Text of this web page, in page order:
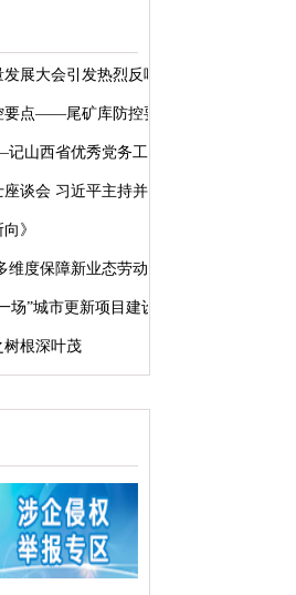
展大会引发热烈反响
要点——尾矿库防控要点
山西省优秀党务工作...
谈会 习近平主持并发...
》
度保障新业态劳动者...
场”城市更新项目建设
树根深叶茂